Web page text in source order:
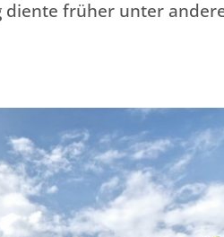
diente früher unter